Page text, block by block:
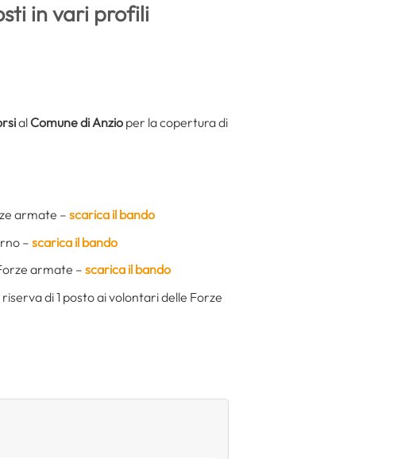
in vari profili
al Comune di Anzio per la copertura di
armate –scarica il bando
– scarica il bando
armate – scarica il bando
di 1 posto ai volontari delle Forze